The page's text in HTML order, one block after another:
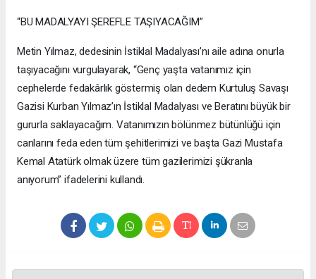
“BU MADALYAYI ŞEREFLE TAŞIYACAĞIM”
Metin Yılmaz, dedesinin İstiklal Madalyası’nı aile adına onurla
taşıyacağını vurgulayarak, “Genç yaşta vatanımız için
cephelerde fedakârlık göstermiş olan dedem Kurtuluş Savaşı
Gazisi Kurban Yılmaz’ın İstiklal Madalyası ve Beratını büyük bir
gururla saklayacağım. Vatanımızın bölünmez bütünlüğü için
canlarını feda eden tüm şehitlerimizi ve başta Gazi Mustafa
Kemal Atatürk olmak üzere tüm gazilerimizi şükranla
anıyorum” ifadelerini kullandı.